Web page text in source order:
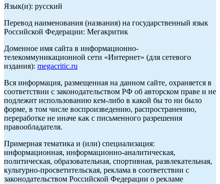
Язык(и): русский
Перевод наименования (названия) на государственный язык
Российской Федерации: Мегакритик
Доменное имя сайта в информационно-
телекоммуникационной сети «Интернет» (для сетевого
издания): megacritic.ru
Вся информация, размещенная на данном сайте, охраняется в
соответствии с законодательством РФ об авторском праве и не
подлежит использованию кем-либо в какой бы то ни было
форме, в том числе воспроизведению, распространению,
переработке не иначе как с письменного разрешения
правообладателя.
Примерная тематика и (или) специализация:
информационная, информационно-аналитическая,
политическая, образовательная, спортивная, развлекательная,
культурно-просветительская, реклама в соответствии с
законодательством Российской Федерации о рекламе